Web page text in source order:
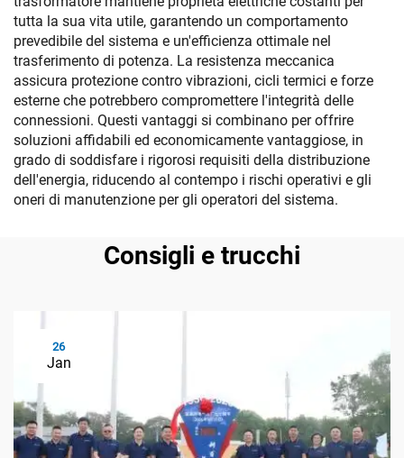
tutta la sua vita utile, garantendo un comportamento
prevedibile del sistema e un'efficienza ottimale nel
trasferimento di potenza. La resistenza meccanica
assicura protezione contro vibrazioni, cicli termici e forze
esterne che potrebbero compromettere l'integrità delle
connessioni. Questi vantaggi si combinano per offrire
soluzioni affidabili ed economicamente vantaggiose, in
grado di soddisfare i rigorosi requisiti della distribuzione
dell'energia, riducendo al contempo i rischi operativi e gli
oneri di manutenzione per gli operatori del sistema.
Consigli e trucchi
26
Jan